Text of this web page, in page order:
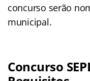
concurso serão
municipal.
Concurso